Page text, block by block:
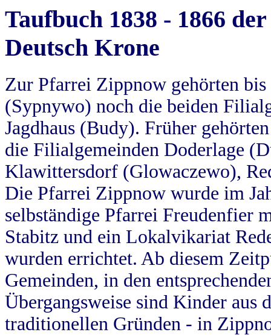
Taufbuch 1838 - 1866
Deutsch Krone
Zur Pfarrei Zippnow gehörten
(Sypnywo) noch die beiden
Jagdhaus (Budy). Früher
die Filialgemeinden Doderlage
Klawittersdorf (Glowaczewo),
Die Pfarrei Zippnow wurde im
selbständige Pfarrei Freudenfier
Stabitz und ein Lokalvikariat
wurden errichtet. Ab diesem
Gemeinden, in den
Übergangsweise sind Kinder aus
traditionellen Gründen - in